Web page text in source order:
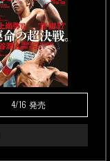
4/16 発売